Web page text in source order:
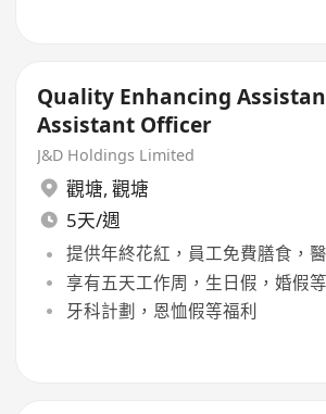
Quality Enhancing
Assistant Officer
J&D Holdings Limited
觀塘, 觀塘
5天/週
提供年終花紅，員工免費膳食，
享有五天工作周，生日假，婚假等
牙科計劃，恩恤假等福利